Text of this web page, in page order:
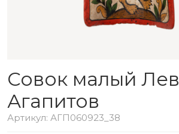
Совок малый Лев
Агапитов
Артикул: АГП060923_38